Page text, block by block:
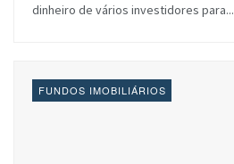
dinheiro de vários investidores para...
FUNDOS IMOBILIÁRIOS